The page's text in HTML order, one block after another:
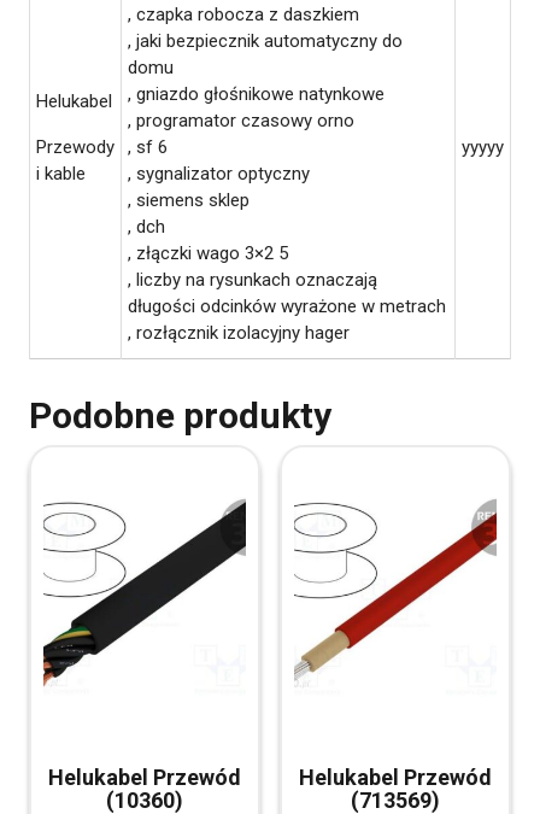
Helukabel
Przewody
i kable
, czapka robocza z daszkiem
, jaki bezpiecznik automatyczny do
domu
, gniazdo głośnikowe natynkowe
, programator czasowy orno
, sf 6
, sygnalizator optyczny
, siemens sklep
, dch
, złączki wago 3×2 5
, liczby na rysunkach oznaczają
długości odcinków wyrażone w metrach
, rozłącznik izolacyjny hager
yyyyy
Podobne produkty
Helukabel Przewód
(10360)
Helukabel Przewód
(713569)